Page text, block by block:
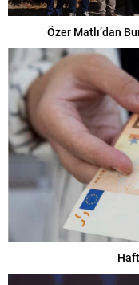
Özer Matlı’dan